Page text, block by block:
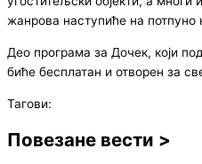
жанрова наступиће на
Део програма за Дочек, који
биће бесплатан и отворен за
Тагови:
Повезане вести >